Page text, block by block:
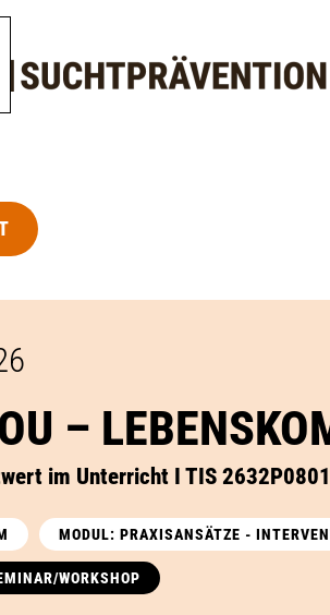
–
im Unterricht I TIS 2632P0801
MODUL: PRAXISANSÄTZE -
WORKSHOP